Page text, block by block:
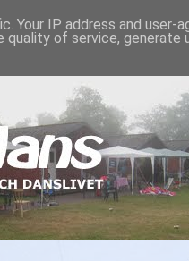
Your IP address and user-
quality of service, generate